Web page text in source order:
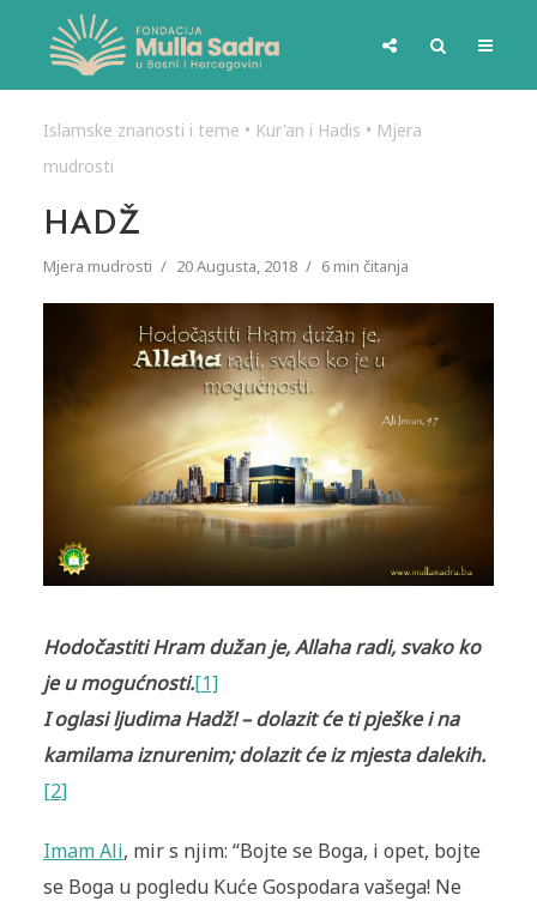
Islamske znanosti i teme • Kur'an i Hadis • Mjera
mudrosti
HADŽ
Mjera mudrosti 20 Augusta, 2018 6 min čitanja
Hodočastiti Hram dužan je, Allaha radi, svako ko
je u mogućnosti.[1]
I oglasi ljudima Hadž! – dolazit će ti pješke i na
kamilama iznurenim; dolazit će iz mjesta dalekih.
[2]
Imam Ali, mir s njim: “Bojte se Boga, i opet, bojte
se Boga u pogledu Kuće Gospodara vašega! Ne